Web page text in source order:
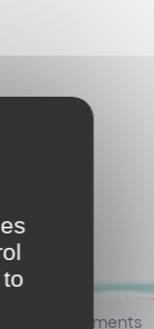
événements